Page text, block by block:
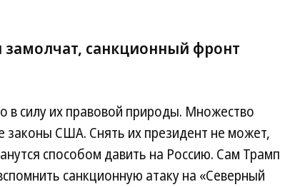
санкционный фронт
в силу их правовой природы. Множество
законы США. Снять их президент не может,
способом давить на Россию. Сам Трамп
санкционную атаку на «Северный